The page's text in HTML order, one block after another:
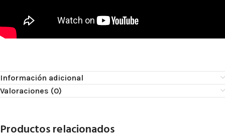
Información adicional
Valoraciones (0)
Productos relacionados